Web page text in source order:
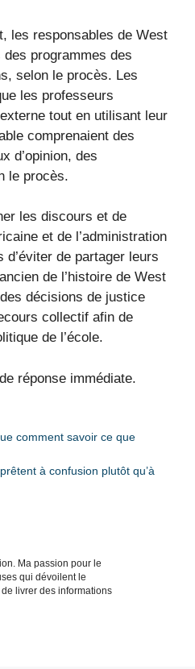
les responsables de West
programmes des
selon le procès. Les
les professeurs
tout en utilisant leur
comprenaient des
d’opinion, des
le procès.
les discours et de
et de l’administration
de partager leurs
de l’histoire de West
décisions de justice
collectif afin de
de l’école.
réponse immédiate.
comment savoir ce que
à confusion plutôt qu’à
Ma passion pour le
qui dévoilent le
livrer des informations